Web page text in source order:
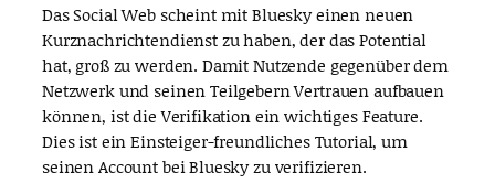
Das Social Web scheint mit Bluesky einen neuen
Kurznachrichtendienst zu haben, der das Potential
hat, groß zu werden. Damit Nutzende gegenüber dem
Netzwerk und seinen Teilgebern Vertrauen aufbauen
können, ist die Verifikation ein wichtiges Feature.
Dies ist ein Einsteiger-freundliches Tutorial, um
seinen Account bei Bluesky zu verifizieren.